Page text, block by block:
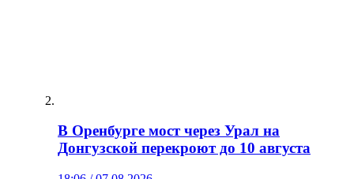
В Оренбурге мост через Урал на
Донгузской перекроют до 10 августа